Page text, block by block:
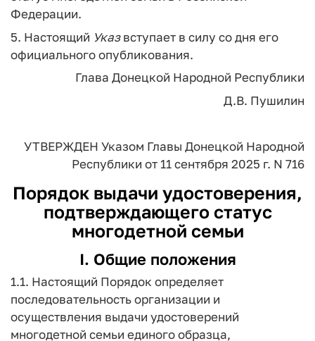
Федерации.
5. Настоящий Указвступает в силу со дня его
официального опубликования.
Глава Донецкой Народной Республики
Д.В. Пушилин
УТВЕРЖДЕН Указом Главы Донецкой Народной
Республики от 11 сентября 2025 г. N 716
Порядок выдачи удостоверения,
подтверждающего статус
многодетной семьи
I. Общие положения
1.1. Настоящий Порядок определяет
последовательность организации и
осуществления выдачи удостоверений
многодетной семьи единого образца,